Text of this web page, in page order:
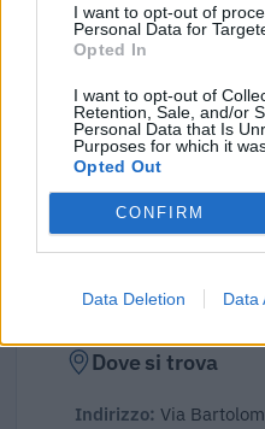
I want to opt-out of
Personal Data for
Opted In
I want to opt-out of
Retention, Sale, and/or
Personal Data that Is
Purposes for which it
Opted Out
CONFIRM
Data Deletion Data
Confronto di settore
Il fatturato di Patricia
superiore allamediana delle
in provincia di MI (618.149
imprese.
Elaborazione sui bilanci
Dove si trova
Indirizzo: Via